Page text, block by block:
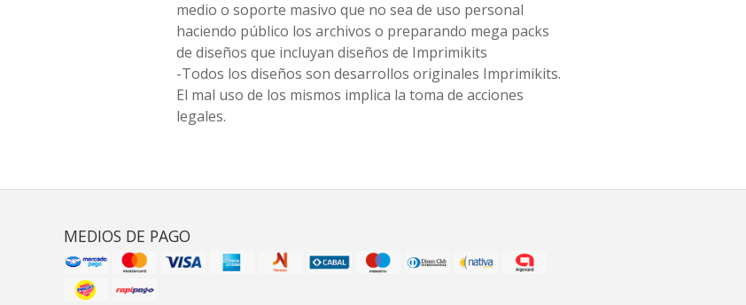
medio o soporte masivo que no sea de uso personal
haciendo público los archivos o preparando mega packs
de diseños que incluyan diseños de Imprimikits
-Todos los diseños son desarrollos originales Imprimikits.
El mal uso de los mismos implica la toma de acciones
legales.
MEDIOS DE PAGO